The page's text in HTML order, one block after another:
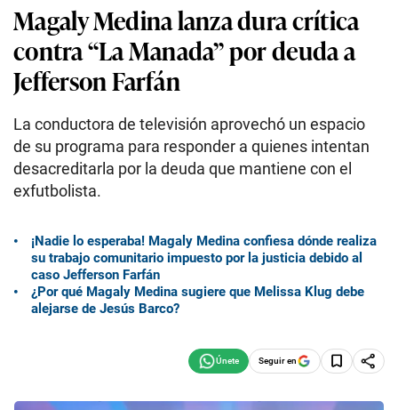
Magaly Medina lanza dura crítica
contra “La Manada” por deuda a
Jefferson Farfán
La conductora de televisión aprovechó un espacio
de su programa para responder a quienes intentan
desacreditarla por la deuda que mantiene con el
exfutbolista.
¡Nadie lo esperaba! Magaly Medina confiesa dónde realiza
su trabajo comunitario impuesto por la justicia debido al
caso Jefferson Farfán
¿Por qué Magaly Medina sugiere que Melissa Klug debe
alejarse de Jesús Barco?
Seguir en